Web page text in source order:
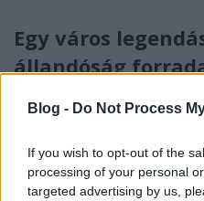
Blog - Do Not Process
If you wish to opt-out of the
processing of your personal
targeted advertising by us,
Egy város
állandóság
Na, ez aztán egy igazi,
lett, igaz? És akkor most
alatt összecsapott lista